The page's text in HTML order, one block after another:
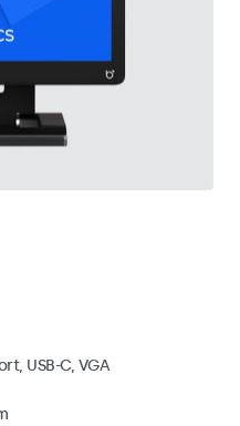
USB-C, VGA